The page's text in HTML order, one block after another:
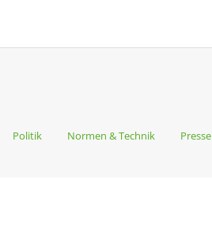
Politik Normen & Technik Presse